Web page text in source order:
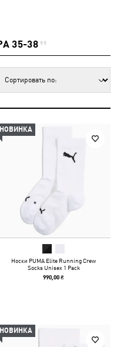
35-38 99
НОВИНКА
Носки PUMA Elite Running Crew
Socks Unisex 1 Pack
990,00 ₴
НОВИНКА